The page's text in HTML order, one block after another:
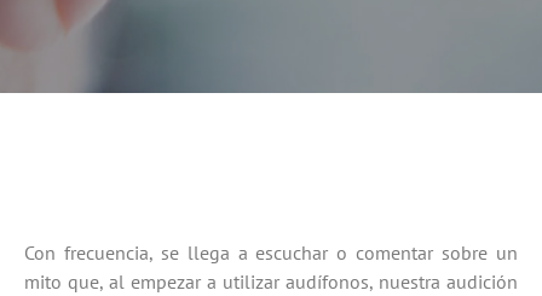
Con frecuencia, se llega a escuchar o comentar sobre un
mito que, al empezar a utilizar audífonos, nuestra audición